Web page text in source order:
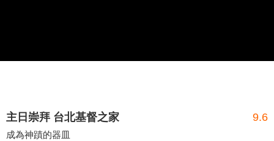
主日崇拜 台北基督之家 9.6
成為神蹟的器皿